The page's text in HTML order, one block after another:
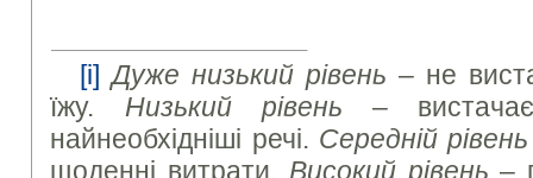
[i] Дуже низький рівень – не
їжу. Низький рівень –
найнеобхідніші речі. Середній рівень
щоденні витрати. Високий рівень –